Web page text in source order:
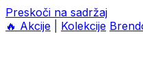
Preskoči na sadržaj
🔥 Akcije Kolekcije